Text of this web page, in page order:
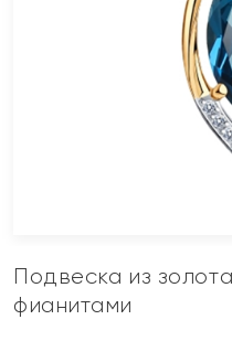
Подвеска из
фианитами